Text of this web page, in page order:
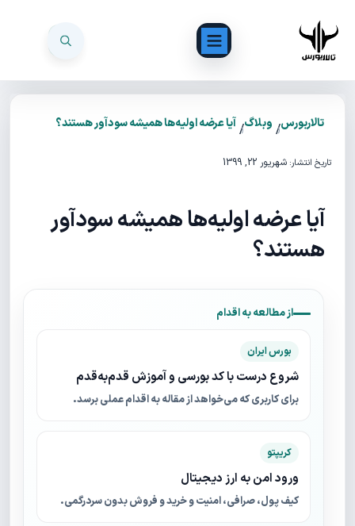
تالاربورس/ وبلاگ/آیا عرضه اولیه‌ها همیشه سود‌آور هستند؟
تاریخ انتشار: شهریور 22, 1399
آیا عرضه اولیه‌ها همیشه سود‌آور
هستند؟
از مطالعه به اقدام
بورس ایران
شروع درست با کد بورسی و آموزش قدم‌به‌قدم
برای کاربری که می‌خواهد از مقاله به اقدام عملی برسد.
کریپتو
ورود امن به ارز دیجیتال
کیف پول، صرافی، امنیت و خرید و فروش بدون سردرگمی.